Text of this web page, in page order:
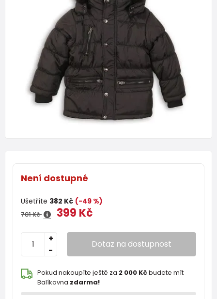
Není dostupné
Ušetříte 382 Kč (-49 %)
781 Kč 399 Kč
-
+ Dotaz na dostupnost
Pokud nakoupíte ještě za 2 000 Kčbudete mít
Balíkovna zdarma!